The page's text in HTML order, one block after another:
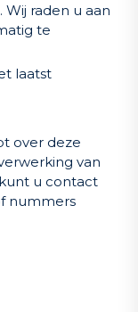
raden u aan
te
laatst
over deze
van
u contact
nummers